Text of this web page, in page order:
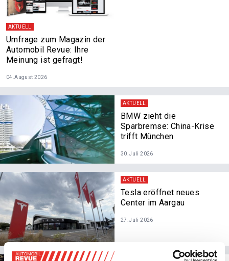
AKTUELL
Umfrage zum Magazin der
Automobil Revue: Ihre
Meinung ist gefragt!
04.August 2026
AKTUELL
BMW zieht die
Sparbremse: China-Krise
trifft München
30.Juli 2026
AKTUELL
Tesla eröffnet neues
Center im Aargau
27.Juli 2026